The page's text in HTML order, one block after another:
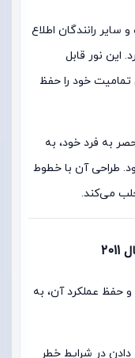
سایر رانندگان اطلاع
این نور قابل
تمامیت خود را حفظ
به فرد خود، به
طراحی آن با خطوط
می‌کند.
و حفظ عملکرد آن، به
برای هشدار دادن در شرایط خطر